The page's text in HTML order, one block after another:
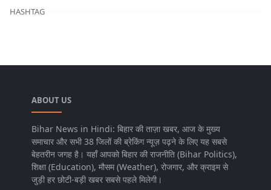
HASHTAG
ABOUT US
Bihar News in Hindi: बिहार की ताज़ा खबर, आज के मुख्य
समाचार और सभी 38 जिलों की ब्रेकिंग न्यूज़ पढ़ने के लिए यह सबसे
बेहतरीन जगह है। यहाँ आपको बिहार की राजनीति (Bihar Politics),
शिक्षा (Education), मौसम (Weather), रोजगार, और क्राइम से
जुड़ी हर छोटी-बड़ी खबर सबसे पहले मिलेगी।